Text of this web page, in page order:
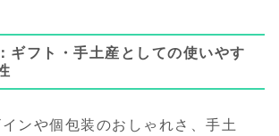
ギフト・手土産としての使いやす
ンや個包装のおしゃれさ、手土